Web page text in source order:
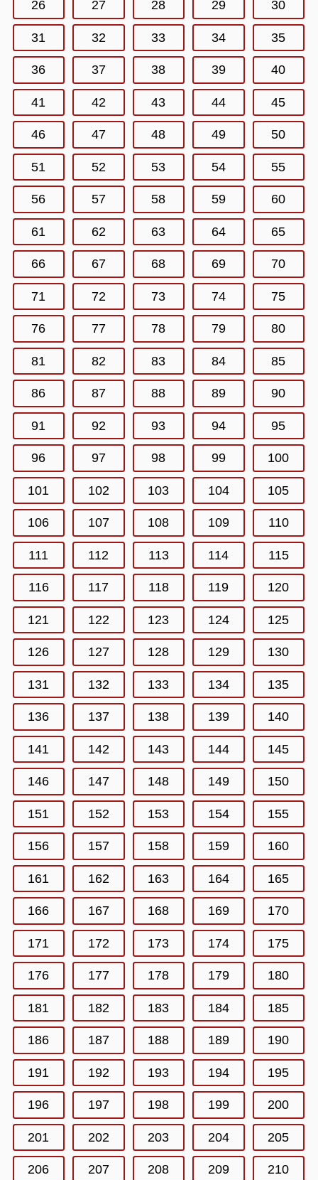
26 27 28 29 30
31 32 33 34 35
36 37 38 39 40
41 42 43 44 45
46 47 48 49 50
51 52 53 54 55
56 57 58 59 60
61 62 63 64 65
66 67 68 69 70
71 72 73 74 75
76 77 78 79 80
81 82 83 84 85
86 87 88 89 90
91 92 93 94 95
96 97 98 99 100
101 102 103 104 105
106 107 108 109 110
111 112 113 114 115
116 117 118 119 120
121 122 123 124 125
126 127 128 129 130
131 132 133 134 135
136 137 138 139 140
141 142 143 144 145
146 147 148 149 150
151 152 153 154 155
156 157 158 159 160
161 162 163 164 165
166 167 168 169 170
171 172 173 174 175
176 177 178 179 180
181 182 183 184 185
186 187 188 189 190
191 192 193 194 195
196 197 198 199 200
201 202 203 204 205
206 207 208 209 210